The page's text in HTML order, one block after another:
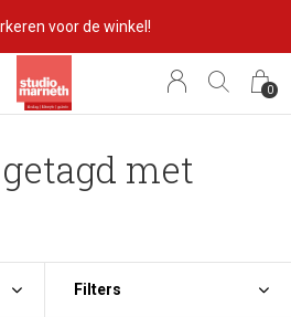
0
voor de winkel!
met
Filters